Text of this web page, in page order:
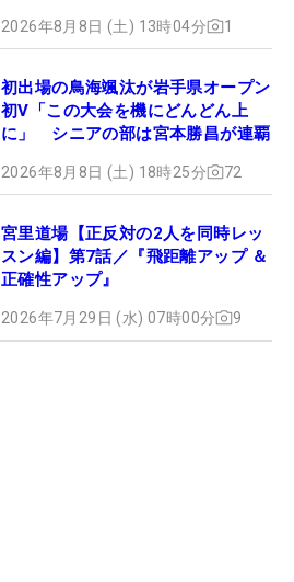
2026年8月8日 (土) 13時04分 1
初出場の鳥海颯汰が岩手県オープン
初V「この大会を機にどんどん上
に」 シニアの部は宮本勝昌が連覇
2026年8月8日 (土) 18時25分 72
宮里道場【正反対の2人を同時レッ
スン編】第7話／『飛距離アップ ＆
正確性アップ』
2026年7月29日 (水) 07時00分 9